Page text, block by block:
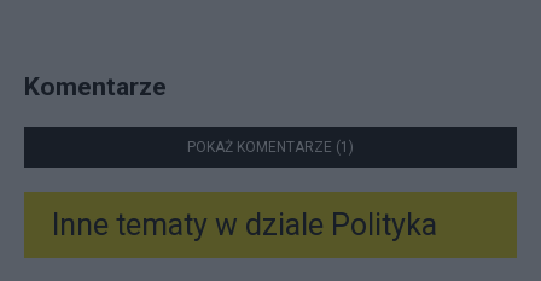
Komentarze
POKAŻ KOMENTARZE (1)
Inne tematy w dziale Polityka